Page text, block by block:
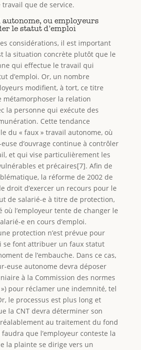
que de service.
autonome, ou employeurs
le statut d’emploi
considérations, il est important
la situation concrète plutôt que le
qui effectue le travail qui
d’emploi. Or, un nombre
modifient, à tort, ce titre
métamorphoser la relation
la personne qui exécute des
Cette tendance
du « faux » travail autonome, où
d’ouvrage continue à contrôler
et qui vise particulièrement les
et précaires[7]. Afin de
la réforme de 2002 de
droit d’exercer un recours pour le
de salarié-e à titre de protection,
où l’employeur tente de changer le
e en cours d’emploi.
protection n’est prévue pour
se font attribuer un faux statut
de l’embauche. Dans ce cas,
euse autonome devra déposer
à la Commission des normes
pour réclamer une indemnité, tel
le processus est plus long et
la CNT devra déterminer son
au traitement du fond
que l’employeur conteste la
la plainte se dirige vers un